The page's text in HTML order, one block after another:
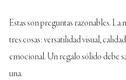
Estas son preguntas razonables. La
tres cosas: versatilidad visual,
emocional. Un regalo sólido debe
una.